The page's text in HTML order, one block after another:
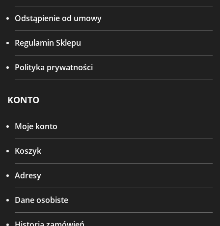
Odstąpienie od umowy
Regulamin Sklepu
Polityka prywatności
KONTO
Moje konto
Koszyk
Adresy
Dane osobiste